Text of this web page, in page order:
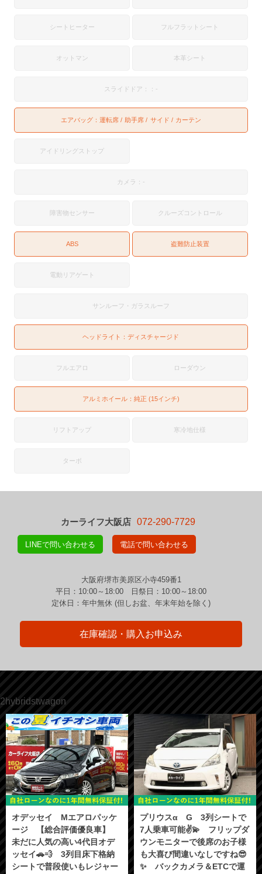
シートヒーター フルフラットシート
オットマン 本革シート
スライドドア：：-
エアバッグ： 運転席 助手席 サイド カーテン
アイドリングストップ
カメラ：-
障害物センサー クルーズコントロール
ABS 盗難防止装置
電動リアゲート
サンルーフ・ガラスルーフ
ヘッドライト：ディスチャージド
フルエアロ ローダウン
アルミホイール：純正 (15インチ)
リフトアップ 寒冷地仕様
ターボ
カーライフ大阪店 072-290-7729
LINEで問い合わせる 電話で問い合わせる
大阪府堺市美原区小寺459番1
平日：10:00～18:00 日祭日：10:00～18:00
定休日：年中無休 (但しお盆、年末年始を除く)
在庫確認・購入お申込み
2hybridstwagon
オデッセイ Mエアロパッケ
ージ 【総合評価優良車】
未だに人気の高い4代目オデ
ッセイ🚗💨 3列目床下格納
シートで普段使いもレジャー
プリウスα G 3列シートで
7人乗車可能✌️💫 フリップダ
ウンモニターで後席のお子様
も大喜び間違いなしですね😎
✨ バックカメラ＆ETCで運